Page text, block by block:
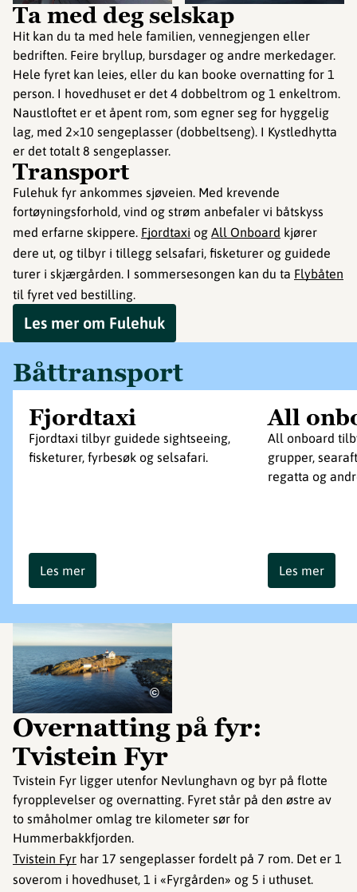
Ta med deg selskap
Hit kan du ta med hele familien, vennegjengen eller
bedriften. Feire bryllup, bursdager og andre merkedager.
Hele fyret kan leies, eller du kan booke overnatting for 1
person. I hovedhuset er det 4 dobbeltrom og 1 enkeltrom.
Naustloftet er et åpent rom, som egner seg for hyggelig
lag, med 2×10 sengeplasser (dobbeltseng). I Kystledhytta
er det totalt 8 sengeplasser.
Transport
Fulehuk fyr ankommes sjøveien. Med krevende
fortøyningsforhold, vind og strøm anbefaler vi båtskyss
med erfarne skippere. Fjordtaxi og All Onboard kjører
dere ut, og tilbyr i tillegg selsafari, fisketurer og guidede
turer i skjærgården. I sommersesongen kan du ta Flybåten
til fyret ved bestilling.
Les mer om Fulehuk
Båttransport
Fjordtaxi
Fjordtaxi tilbyr guidede sightseeing,
fisketurer, fyrbesøk og selsafari.
Les mer
All
All onboard
grupper,
regatta og
Les mer
©
Overnatting på fyr:
Tvistein Fyr
Tvistein Fyr ligger utenfor Nevlunghavn og byr på flotte
fyropplevelser og overnatting. Fyret står på den østre av
to småholmer omlag tre kilometer sør for
Hummerbakkfjorden.
Tvistein Fyr har 17 sengeplasser fordelt på 7 rom. Det er 1
soverom i hovedhuset, 1 i «Fyrgården» og 5 i uthuset.